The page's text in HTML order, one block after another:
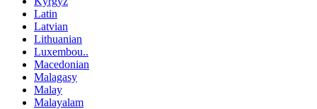
Latin
Latvian
Lithuanian
Luxembou..
Macedonian
Malagasy
Malay
Malayalam